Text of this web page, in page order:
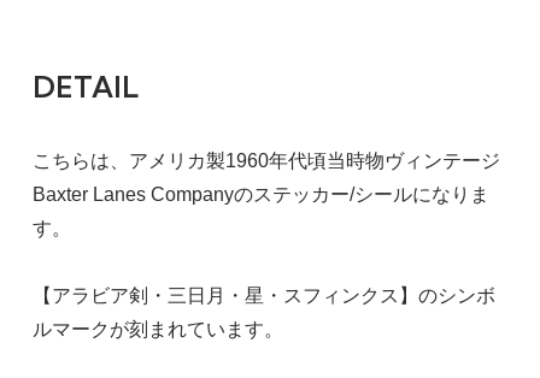
DETAIL
こちらは、アメリカ製1960年代頃当時物ヴィンテージ
Baxter Lanes Companyのステッカー/シールになりま
す。
【アラビア剣・三日月・星・スフィンクス】のシンボ
ルマークが刻まれています。